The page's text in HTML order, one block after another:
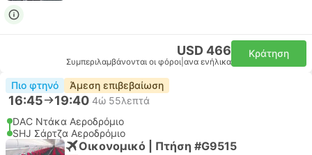
USD 466
Συμπεριλαμβάνονται οι φόροι ανα ενήλικα
Κράτηση
Πιο φτηνό Άμεση επιβεβαίωση
16:45 19:40 4ώ 55λεπτά
DAC Ντάκα Αεροδρόμιο
SHJ Σάρτζα Αεροδρόμιο
Οικονομικό | Πτήση #G9515